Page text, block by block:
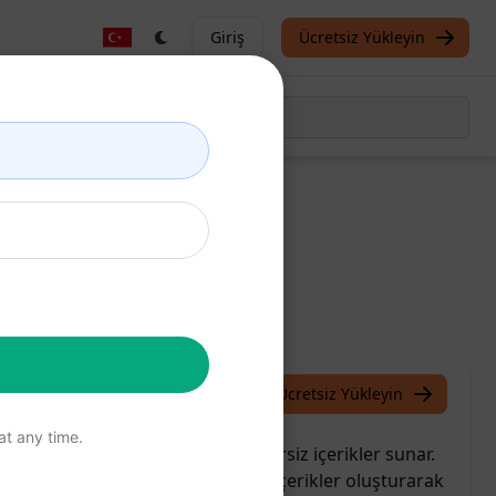
Giriş Ücretsiz Yükleyin
Ücretsiz Yükleyin
yazılar, SEO odaklı ve benzersiz içerikler sunar.
için idealdir. Yazılımı, özgün içerikler oluşturarak
any time.